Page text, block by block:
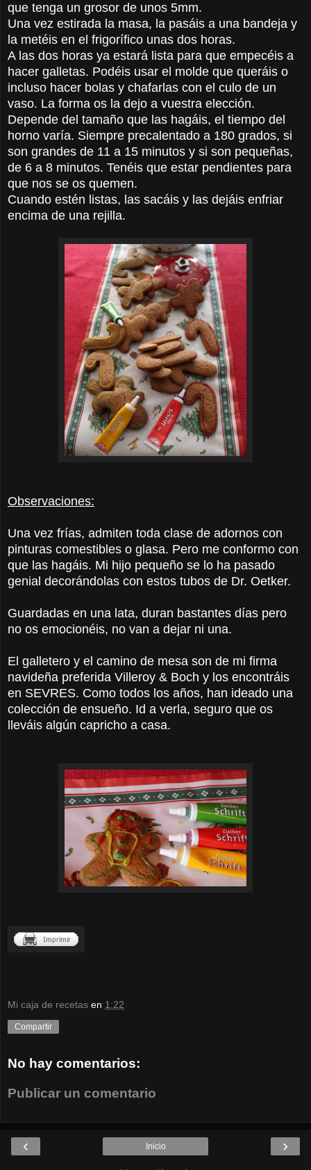
que tenga un grosor de unos 5mm.
Una vez estirada la masa, la pasáis a una bandeja y
la metéis en el frigorífico unas dos horas.
A las dos horas ya estará lista para que empecéis a
hacer galletas. Podéis usar el molde que queráis o
incluso hacer bolas y chafarlas con el culo de un
vaso. La forma os la dejo a vuestra elección.
Depende del tamaño que las hagáis, el tiempo del
horno varía. Siempre precalentado a 180 grados, si
son grandes de 11 a 15 minutos y si son pequeñas,
de 6 a 8 minutos. Tenéis que estar pendientes para
que nos se os quemen.
Cuando estén listas, las sacáis y las dejáis enfriar
encima de una rejilla.
Observaciones:
Una vez frías, admiten toda clase de adornos con
pinturas comestibles o glasa. Pero me conformo con
que las hagáis. Mi hijo pequeño se lo ha pasado
genial decorándolas con estos tubos de Dr. Oetker.
Guardadas en una lata, duran bastantes días pero
no os emocionéis, no van a dejar ni una.
El galletero y el camino de mesa son de mi firma
navideña preferida Villeroy & Boch y los encontráis
en SEVRES. Como todos los años, han ideado una
colección de ensueño. Id a verla, seguro que os
lleváis algún capricho a casa.
Mi caja de recetas en 1:22
Compartir
No hay comentarios:
Publicar un comentario
‹ ›
Inicio